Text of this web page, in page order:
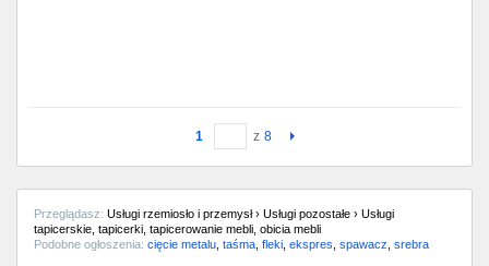
1 z 8
Przeglądasz: Usługi rzemiosło i przemysł › Usługi pozostałe › Usługi
tapicerskie, tapicerki, tapicerowanie mebli, obicia mebli
Podobne ogłoszenia: cięcie metalu taśma fleki ekspres spawacz srebra